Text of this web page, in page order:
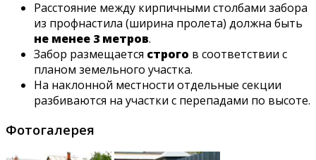
Расстояние между кирпичными столбами забора
из профнастила (ширина пролета) должна быть
не менее 3 метров.
Забор размещается строго в соответствии с
планом земельного участка.
На наклонной местности отдельные секции
разбиваются на участки с перепадами по высоте.
Фотогалерея